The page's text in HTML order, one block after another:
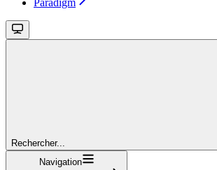
Paradigm
Rechercher...
Navigation